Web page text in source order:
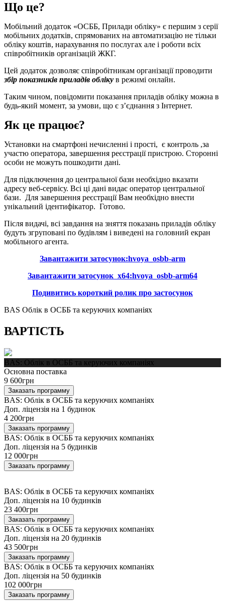
Що це?
Мобільний додаток «ОСББ, Прилади обліку» є першим з серії
мобільних додатків, спрямованих на автоматизацію не тільки
обліку коштів, нарахування по послугах але і роботи всіх
співробітників організацій ЖКГ.
Цей додаток дозволяє співробітникам організації проводити
збір показників приладів обліку в режимі онлайн.
Таким чином, повідомити показання приладів обліку можна в
будь-який момент, за умови, що є з’єднання з Інтернет.
Як це працює?
Установки на смартфоні нечисленні і прості, є контроль ,за
участю оператора, завершення реєстрації пристрою. Сторонні
особи не можуть пошкодити дані.
Для підключення до центральної бази необхідно вказати
адресу веб-сервісу. Всі ці дані видає оператор центральної
бази. Для завершення реєстрації Вам необхідно внести
унікальний ідентифікатор. Готово.
Після видачі, всі завдання на зняття показань приладів обліку
будуть згруповані по будівлям і виведені на головний екран
мобільного агента.
Завантажити затосунок:hvoya_osbb-arm
Завантажити затосунок х64:hvoya_osbb-arm64
Подивитись короткий ролик про застосунок
BAS Облік в ОСББ та керуючих компаніях
ВАРТІСТЬ
BAS: Облік в ОСББ та керуючих компаніях
Основна поставка
9 600грн
Заказать программу
BAS: Облік в ОСББ та керуючих компаніях
Доп. ліцензія на 1 будинок
4 200грн
Заказать программу
BAS: Облік в ОСББ та керуючих компаніях
Доп. ліцензія на 5 будинків
12 000грн
Заказать программу
BAS: Облік в ОСББ та керуючих компаніях
Доп. ліцензія на 10 будинків
23 400грн
Заказать программу
BAS: Облік в ОСББ та керуючих компаніях
Доп. ліцензія на 20 будинків
43 500грн
Заказать программу
BAS: Облік в ОСББ та керуючих компаніях
Доп. ліцензія на 50 будинків
102 000грн
Заказать программу